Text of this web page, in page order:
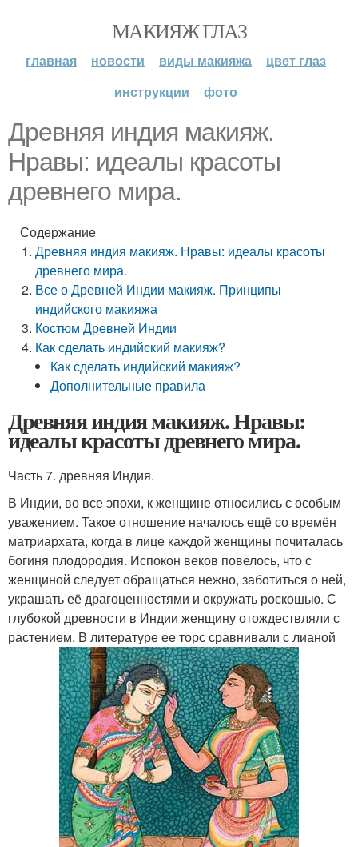
МАКИЯЖ ГЛАЗ
главная новости виды макияжа
цвет глаз
инструкции
фото
Древняя индия макияж.
Нравы: идеалы красоты
древнего мира.
Содержание
Древняя индия макияж. Нравы: идеалы красоты
древнего мира.
Все о Древней Индии макияж. Принципы
индийского макияжа
Костюм Древней Индии
Как сделать индийский макияж?
Как сделать индийский макияж?
Дополнительные правила
Древняя индия макияж. Нравы:
идеалы красоты древнего мира.
Часть 7. древняя Индия.
В Индии, во все эпохи, к женщине относились с особым
уважением. Такое отношение началось ещё со времён
матриархата, когда в лице каждой женщины почиталась
богиня плодородия. Испокон веков повелось, что с
женщиной следует обращаться нежно, заботиться о ней,
украшать её драгоценностями и окружать роскошью. С
глубокой древности в Индии женщину отождествляли с
растением. В литературе ее торс сравнивали с лианой